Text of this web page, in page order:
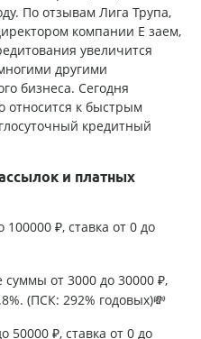
По отзывам Лига Трупа,
компании Е заем,
увеличится
другими
бизнеса. Сегодня
относится к быстрым
кредитный
и платных
100000 ₽, ставка от 0 до
суммы от 3000 до 30000 ₽,
(ПСК: 292% годовых)💸
50000 ₽, ставка от 0 до